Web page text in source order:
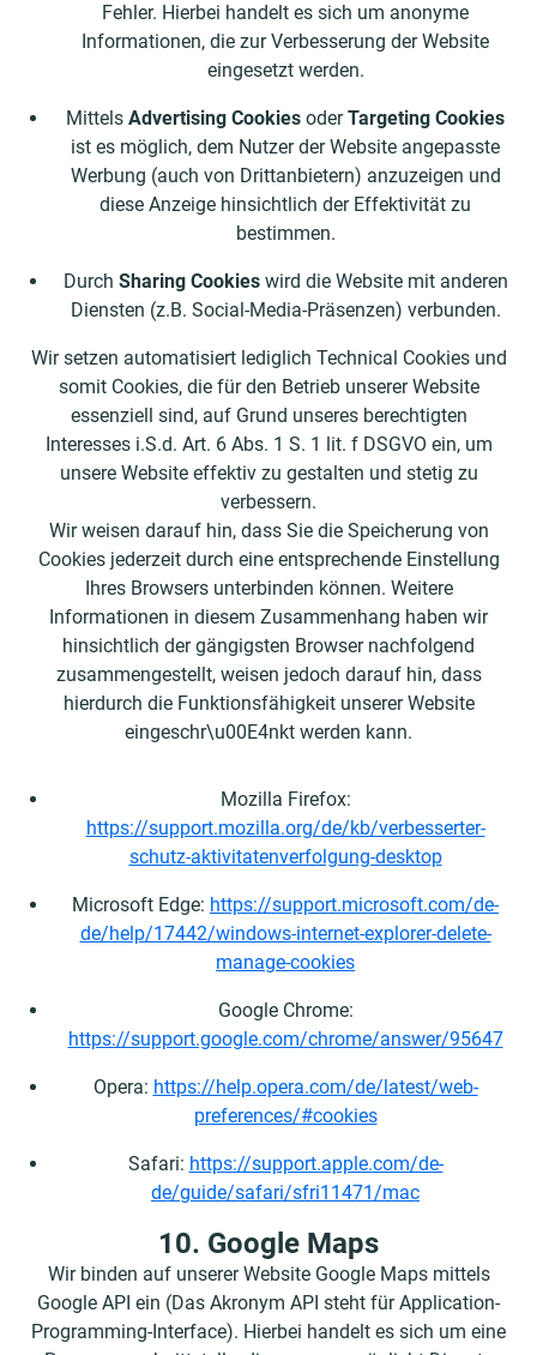
Fehler. Hierbei handelt es sich um anonyme
Informationen, die zur Verbesserung der Website
eingesetzt werden.
Mittels Advertising Cookies oderTargeting Cookies
ist es möglich, dem Nutzer der Website angepasste
Werbung (auch von Drittanbietern) anzuzeigen und
diese Anzeige hinsichtlich der Effektivität zu
bestimmen.
Durch Sharing Cookieswird die Website mit anderen
Diensten (z.B. Social-Media-Präsenzen) verbunden.
Wir setzen automatisiert lediglich Technical Cookies und
somit Cookies, die für den Betrieb unserer Website
essenziell sind, auf Grund unseres berechtigten
Interesses i.S.d. Art. 6 Abs. 1 S. 1 lit. f DSGVO ein, um
unsere Website effektiv zu gestalten und stetig zu
verbessern.
Wir weisen darauf hin, dass Sie die Speicherung von
Cookies jederzeit durch eine entsprechende Einstellung
Ihres Browsers unterbinden können. Weitere
Informationen in diesem Zusammenhang haben wir
hinsichtlich der gängigsten Browser nachfolgend
zusammengestellt, weisen jedoch darauf hin, dass
hierdurch die Funktionsfähigkeit unserer Website
eingeschr\u00E4nkt werden kann.
Mozilla Firefox:
https://support.mozilla.org/de/kb/verbesserter-
schutz-aktivitatenverfolgung-desktop
Microsoft Edge: https://support.microsoft.com/de-
de/help/17442/windows-internet-explorer-delete-
manage-cookies
Google Chrome:
https://support.google.com/chrome/answer/95647
Opera: https://help.opera.com/de/latest/web-
preferences/#cookies
Safari: https://support.apple.com/de-
de/guide/safari/sfri11471/mac
10. Google Maps
Wir binden auf unserer Website Google Maps mittels
Google API ein (Das Akronym API steht für Application-
Programming-Interface). Hierbei handelt es sich um eine